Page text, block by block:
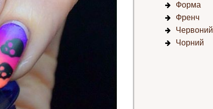
Форма
Френч
Червоний
Чорний